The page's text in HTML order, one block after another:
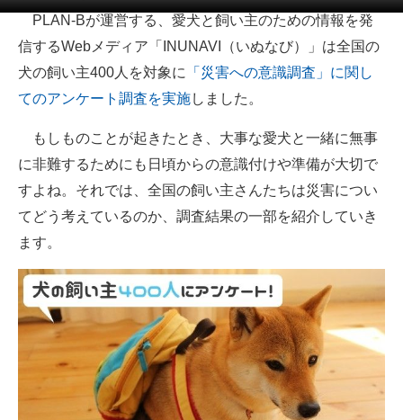
注目記事を集めた総合ページ
ITの今と未来を見通す
スマホと通信の最新トレンド
進化するPCとデバイスの未来
好きが集まる 比べて選べる
ビジネスと働き方のヒント
AI活用のいまが分かる
企業ITのトレンドを詳説
経営リーダーのコミュニティ
マーケ×ITの今がよく分かる
ITエンジニア向け専門サイト
PLAN-Bが運営する、愛犬と飼い主のための情報を発
信するWebメディア「INUNAVI（いぬなび）」は全国の
犬の飼い主400人を対象に
「災害への意識調査」に関し
てのアンケート調査を実施しました。
もしものことが起きたとき、大事な愛犬と一緒に無事
に非難するためにも日頃からの意識付けや準備が大切で
すよね。それでは、全国の飼い主さんたちは災害につい
てどう考えているのか、調査結果の一部を紹介していき
ます。